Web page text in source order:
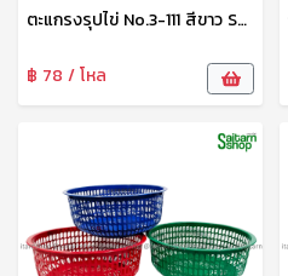
ตะแกรงรุปไข่ No.3-111 สีขาว SRT
฿ 78 / โหล